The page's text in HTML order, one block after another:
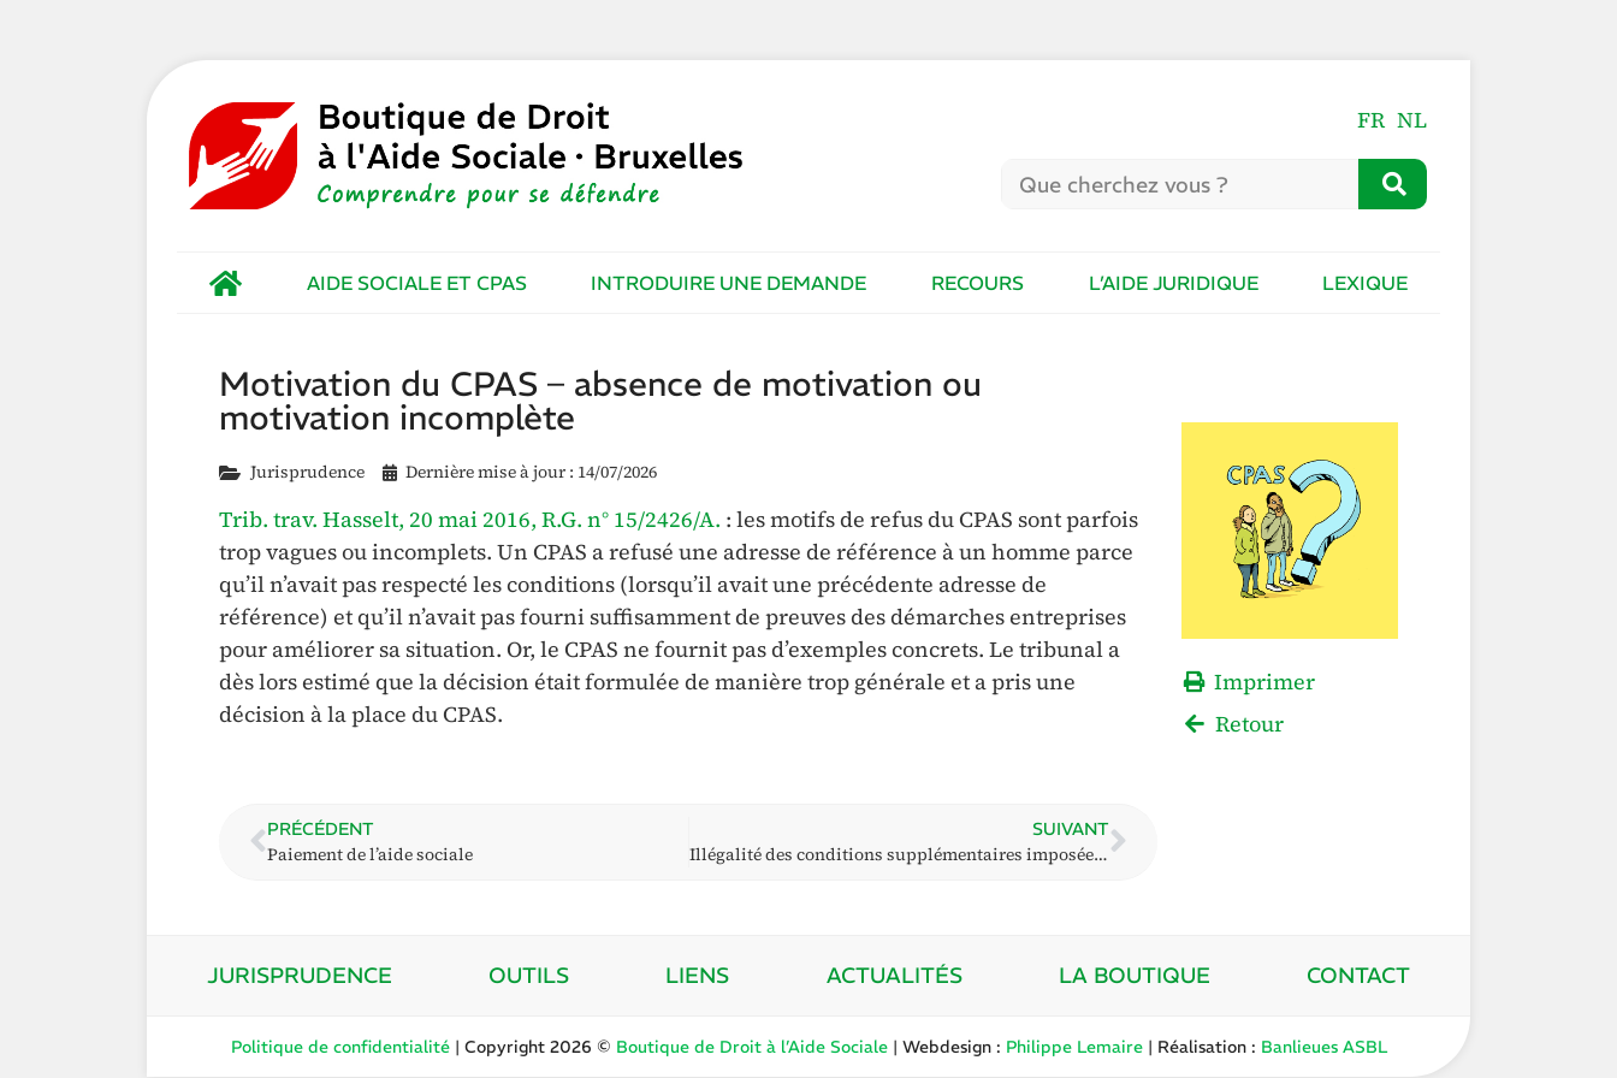
FR NL
AIDE SOCIALE ET CPAS INTRODUIRE UNE DEMANDE RECOURS L’AIDE JURIDIQUE LEXIQUE
Motivation du CPAS – absence de motivation ou
motivation incomplète
Jurisprudence Dernière mise à jour : 14/07/2026
Trib. trav. Hasselt, 20 mai 2016, R.G. n° 15/2426/A. : les motifs de refus du CPAS sont parfois
trop vagues ou incomplets. Un CPAS a refusé une adresse de référence à un homme parce
qu’il n’avait pas respecté les conditions (lorsqu’il avait une précédente adresse de
référence) et qu’il n’avait pas fourni suffisamment de preuves des démarches entreprises
pour améliorer sa situation. Or, le CPAS ne fournit pas d’exemples concrets. Le tribunal a
dès lors estimé que la décision était formulée de manière trop générale et a pris une
décision à la place du CPAS.
PRÉCÉDENT
Paiement de l’aide sociale
SUIVANT
Illégalité des conditions supplémentaires imposées par les CPAS
Imprimer
Retour
JURISPRUDENCE OUTILS LIENS ACTUALITÉS LA BOUTIQUE CONTACT
Politique de confidentialité| Copyright 2026 © Boutique de Droit à l’Aide Sociale| Webdesign : Philippe Lemaire| Réalisation : Banlieues ASBL